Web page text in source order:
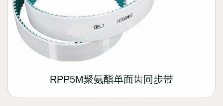
RPP5M聚氨酯单面齿同步带